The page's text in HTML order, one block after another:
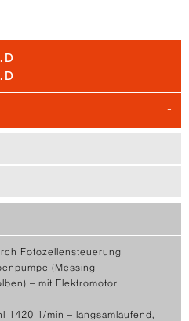
Fotozellensteuerung
(Messing-
– mit Elektromotor
1420 1/min – langsamlaufend,